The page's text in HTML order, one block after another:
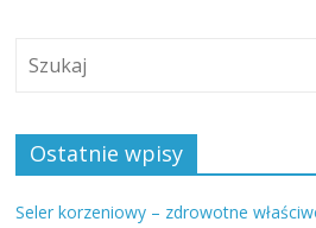
Ostatnie wpisy
Seler korzeniowy – zdrowotne